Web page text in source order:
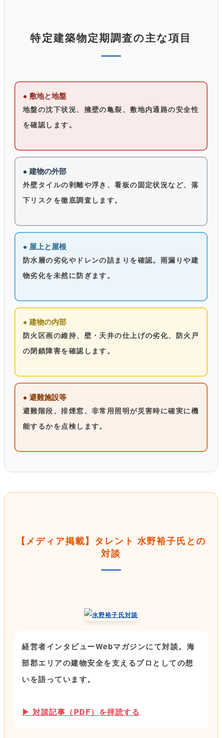
特定建築物定期調査の主な項目
● 敷地と地盤
地盤の沈下状況、擁壁の亀裂、敷地内通路の安全性
を確認します。
● 建物の外部
外壁タイルの剥離や浮き、看板の固定状況など、落
下リスクを徹底調査します。
● 屋上と屋根
防水層の劣化やドレンの詰まりを確認。雨漏りや建
物劣化を未然に防ぎます。
● 建物の内部
防火区画の維持、壁・天井の仕上げの劣化、防火戸
の閉鎖障害を確認します。
● 避難施設等
避難階段、排煙窓、非常用照明が災害時に確実に機
能するかを点検します。
【メディア掲載】タレント 水野裕子氏との
対談
経営者インタビューWebマガジンにて対談。海
部郡エリアの建物安全を支えるプロとしての想
いを語っています。
▶ 対談記事（PDF）を拝読する